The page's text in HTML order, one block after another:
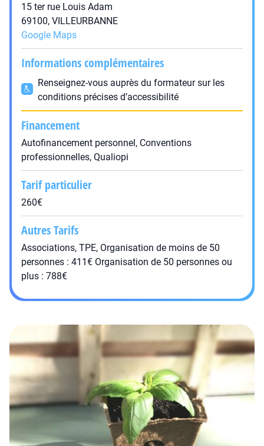
15 ter rue Louis Adam
69100, VILLEURBANNE
Google Maps
Informations complémentaires
Renseignez-vous auprès du formateur sur les
conditions précises d’accessibilité
Financement
Autofinancement personnel, Conventions
professionnelles, Qualiopi
Tarif particulier
260€
Autres Tarifs
Associations, TPE, Organisation de moins de 50
personnes : 411€ Organisation de 50 personnes ou
plus : 788€